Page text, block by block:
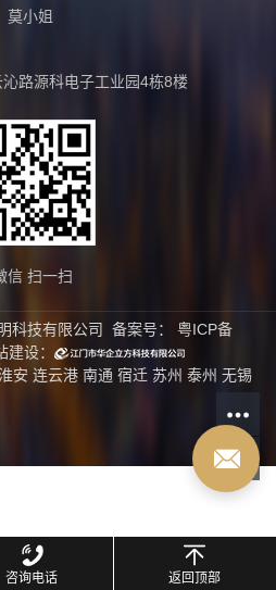
莫小姐
路源科电子工业园4栋8楼
信 扫一扫
科技有限公司 备案号： 粤ICP备
设：
安 连云港 南通 宿迁 苏州 泰州 无锡
咨询电话 返回顶部